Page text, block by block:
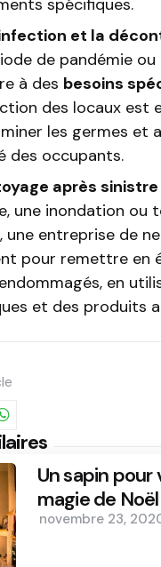
et la
de pandémie ou
à des besoins
des locaux est
les germes et
des occupants.
après sinistre
une inondation ou
une entreprise de
pour remettre en
en
et des produits
Un sapin pour
magie de Noël
novembre 23,